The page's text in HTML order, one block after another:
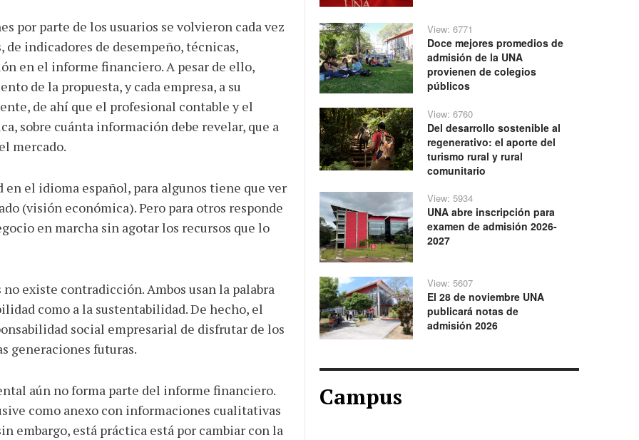
por parte de los usuarios se volvieron cada vez
indicadores de desempeño, técnicas,
en el informe financiero. A pesar de ello,
de la propuesta, y cada empresa, a su
de ahí que el profesional contable y el
sobre cuánta información debe revelar, que a
mercado.
el idioma español, para algunos tiene que ver
(visión económica). Pero para otros responde
en marcha sin agotar los recursos que lo
existe contradicción. Ambos usan la palabra
como a la sustentabilidad. De hecho, el
social empresarial de disfrutar de los
generaciones futuras.
aún no forma parte del informe financiero.
como anexo con informaciones cualitativas
embargo, está práctica está por cambiar con la
View: 6771
Doce mejores promedios de
admisión de la UNA
provienen de colegios
públicos
View: 6760
Del desarrollo sostenible al
regenerativo: el aporte del
turismo rural y rural
comunitario
View: 5934
UNA abre inscripción para
examen de admisión 2026-
2027
View: 5607
El 28 de noviembre UNA
publicará notas de
admisión 2026
Campus